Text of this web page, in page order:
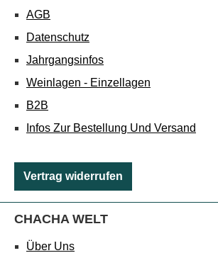
AGB
Datenschutz
Jahrgangsinfos
Weinlagen - Einzellagen
B2B
Infos Zur Bestellung Und Versand
Vertrag widerrufen
CHACHA WELT
Über Uns